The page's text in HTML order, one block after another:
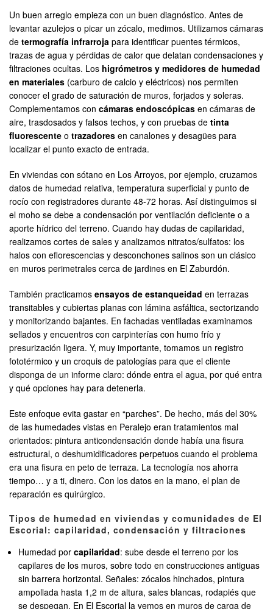
Un buen arreglo empieza con un buen diagnóstico. Antes de
levantar azulejos o picar un zócalo, medimos. Utilizamos cámaras
de termografía infrarroja para identificar puentes térmicos,
trazas de agua y pérdidas de calor que delatan condensaciones y
filtraciones ocultas. Los higrómetros y medidores de humedad
en materiales (carburo de calcio y eléctricos) nos permiten
conocer el grado de saturación de muros, forjados y soleras.
Complementamos con cámaras endoscópicas en cámaras de
aire, trasdosados y falsos techos, y con pruebas de tinta
fluorescente o trazadores en canalones y desagües para
localizar el punto exacto de entrada.
En viviendas con sótano en Los Arroyos, por ejemplo, cruzamos
datos de humedad relativa, temperatura superficial y punto de
rocío con registradores durante 48-72 horas. Así distinguimos si
el moho se debe a condensación por ventilación deficiente o a
aporte hídrico del terreno. Cuando hay dudas de capilaridad,
realizamos cortes de sales y analizamos nitratos/sulfatos: los
halos con eflorescencias y desconchones salinos son un clásico
en muros perimetrales cerca de jardines en El Zaburdón.
También practicamos ensayos de estanqueidad en terrazas
transitables y cubiertas planas con lámina asfáltica, sectorizando
y monitorizando bajantes. En fachadas ventiladas examinamos
sellados y encuentros con carpinterías con humo frío y
presurización ligera. Y, muy importante, tomamos un registro
fototérmico y un croquis de patologías para que el cliente
disponga de un informe claro: dónde entra el agua, por qué entra
y qué opciones hay para detenerla.
Este enfoque evita gastar en “parches”. De hecho, más del 30%
de las humedades vistas en Peralejo eran tratamientos mal
orientados: pintura anticondensación donde había una fisura
estructural, o deshumidificadores perpetuos cuando el problema
era una fisura en peto de terraza. La tecnología nos ahorra
tiempo… y a ti, dinero. Con los datos en la mano, el plan de
reparación es quirúrgico.
Tipos de humedad en viviendas y comunidades de El
Escorial: capilaridad, condensación y filtraciones
Humedad porcapilaridad: sube desde el terreno por los
capilares de los muros, sobre todo en construcciones antiguas
sin barrera horizontal. Señales: zócalos hinchados, pintura
ampollada hasta 1,2 m de altura, sales blancas, rodapiés que
se despegan. En El Escorial la vemos en muros de carga de